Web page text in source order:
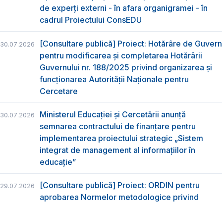
de experți externi - în afara organigramei - în
cadrul Proiectului ConsEDU
30.07.2026
[Consultare publică] Proiect: Hotărâre de Guvern
pentru modificarea și completarea Hotărârii
Guvernului nr. 188/2025 privind organizarea şi
funcţionarea Autorităţii Naţionale pentru
Cercetare
30.07.2026
Ministerul Educației și Cercetării anunță
semnarea contractului de finanțare pentru
implementarea proiectului strategic „Sistem
integrat de management al informațiilor în
educație”
29.07.2026
[Consultare publică] Proiect: ORDIN pentru
aprobarea Normelor metodologice privind